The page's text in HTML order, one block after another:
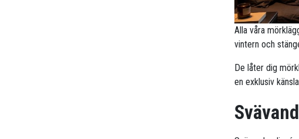
Alla våra
vintern och
De låter dig
en exklusiv